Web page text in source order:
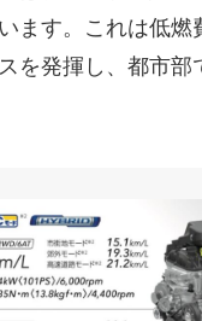
ます。これは低燃
を発揮し、都市部